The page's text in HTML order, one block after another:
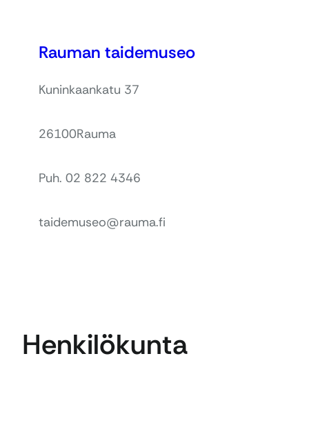
Rauman taidemuseo
Kuninkaankatu 37
26100Rauma
Puh. 02 822 4346
taidemuseo@rauma.fi
Henkilökunta